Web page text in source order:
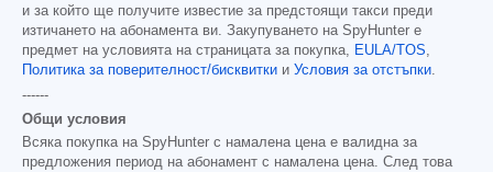
и за който ще получите известие за предстоящи такси преди
изтичането на абонамента ви. Закупуването на SpyHunter е
предмет на условията на страницата за покупка,
EULA/TOS
Политика за поверителност/бисквитки и Условия за отстъпки
------
Общи условия
Всяка покупка на SpyHunter с намалена цена е валидна за
предложения период на абонамент с намалена цена. След това